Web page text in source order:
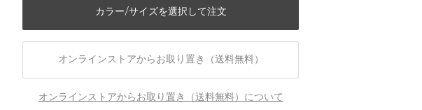
カラー/サイズを選択して注文
オンラインストアからお取り置き（送料無料）
オンラインストアからお取り置き（送料無料）について